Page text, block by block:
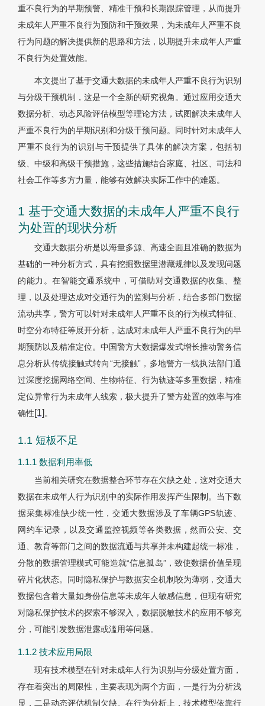
重不良行为的早期预警、精准干预和长期跟踪管理，从而提升
未成年人严重不良行为预防和干预效果，为未成年人严重不良
行为问题的解决提供新的思路和方法，以期提升未成年人严重
不良行为处置效能。
本文提出了基于交通大数据的未成年人严重不良行为识别
与分级干预机制，这是一个全新的研究视角。通过应用交通大
数据分析、动态风险评估模型等理论方法，试图解决未成年人
严重不良行为的早期识别和分级干预问题。同时针对未成年人
严重不良行为的识别与干预提供了具体的解决方案，包括初
级、中级和高级干预措施，这些措施结合家庭、社区、司法和
社会工作等多方力量，能够有效解决实际工作中的难题。
1 基于交通大数据的未成年人严重不良行
为处置的现状分析
交通大数据分析是以海量多源、高速全面且准确的数据为
基础的一种分析方式，具有挖掘数据里潜藏规律以及发现问题
的能力。在智能交通系统中，可借助对交通数据的收集、整
理，以及处理达成对交通行为的监测与分析，结合多部门数据
流动共享，警方可以针对未成年人严重不良的行为模式特征、
时空分布特征等展开分析，达成对未成年人严重不良行为的早
期预防以及精准定位。中国警方大数据爆发式增长推动警务信
息分析从传统接触式转向“无接触”，多地警方一线执法部门通
过深度挖掘网络空间、生物特征、行为轨迹等多重数据，精准
定位异常行为未成年人线索，极大提升了警方处置的效率与准
确性[1]。
1.1 短板不足
1.1.1 数据利用率低
当前相关研究在数据整合环节存在欠缺之处，这对交通大
数据在未成年人行为识别中的实际作用发挥产生限制。当下数
据采集标准缺少统一性，交通大数据涉及了车辆GPS轨迹、
网约车记录，以及交通监控视频等各类数据，然而公安、交
通、教育等部门之间的数据流通与共享并未构建起统一标准，
分散的数据管理模式可能造就“信息孤岛”，致使数据价值呈现
碎片化状态。同时隐私保护与数据安全机制较为薄弱，交通大
数据包含着大量如身份信息等未成年人敏感信息，但现有研究
对隐私保护技术的探索不够深入，数据脱敏技术的应用不够充
分，可能引发数据泄露或滥用等问题。
1.1.2 技术应用局限
现有技术模型在针对未成年人行为识别与分级处置方面，
存在着突出的局限性，主要表现为两个方面，一是行为分析浅
显，二是动态评估机制欠缺。在行为分析上，技术模型依靠行